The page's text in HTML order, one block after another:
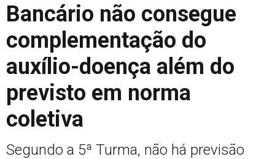
Bancário não consegue
complementação do
auxílio-doença além do
previsto em norma
coletiva
Segundo a 5ª Turma, não há previsão